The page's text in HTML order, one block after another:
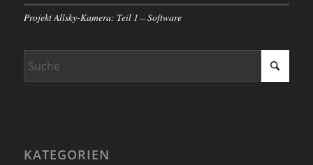
Projekt Allsky-Kamera: Teil 1 – Software
KATEGORIEN